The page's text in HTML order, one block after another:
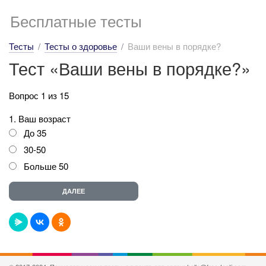
Бесплатные тесты
Тесты Тесты о здоровье Ваши вены в порядке?
Тест «Ваши вены в порядке?»
Вопрос 1 из 15
1. Ваш возраст
До 35
30-50
Больше 50